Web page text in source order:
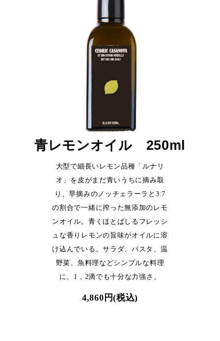
青レモンオイル 250ml
大型で細長いレモン品種「ルナリ
オ」を皮がまだ青いうちに摘み取
り、早摘みのノッチェラーラと3:7
の割合で一緒に搾った無添加のレモ
ンオイル。青くほとばしるフレッシ
ュな香りレモンの旨味がオイルに溶
け込んでいる。サラダ、パスタ、温
野菜、魚料理などシンプルな料理
に。1，2滴でも十分な力強さ。
4,860円(税込)